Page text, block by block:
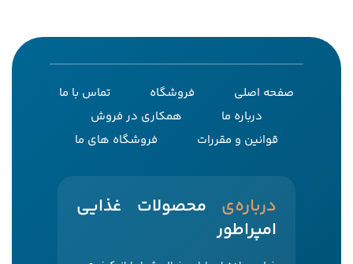
صفحه اصلی فروشگاه
تماس با ما
درباره ما
همکاری در فروش
قوانین و مقررات
فروشگاه های ما
‌درباره‌ی
محصولات غذایی
امپراطور